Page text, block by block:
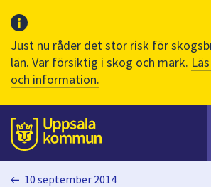
Just nu råder det stor risk för
län. Var försiktig i skog och mark.
och information.
Till sidans
huvudinnehåll
10 september 2014